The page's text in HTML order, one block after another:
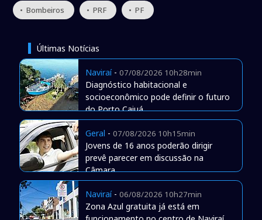
• Bombeiros • PRF • PF
Últimas Notícias
Naviraí- 07/08/2026 10h28min
Diagnóstico habitacional e
socioeconômico pode definir o futuro
do Porto Caiuá
Geral - 07/08/2026 10h15min
Jovens de 16 anos poderão dirigir
prevê parecer em discussão na
Câmara
Naviraí- 06/08/2026 10h27min
Zona Azul gratuita já está em